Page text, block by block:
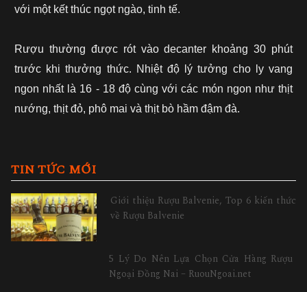
với một kết thúc ngọt ngào, tinh tế.
Rượu thường được rót vào decanter khoảng 30 phút
trước khi thưởng thức. Nhiệt độ lý tưởng cho ly vang
ngon nhất là 16 - 18 độ cùng với các món ngon như thịt
nướng, thịt đỏ, phô mai và thịt bò hầm đậm đà.
TIN TỨC MỚI
Giới thiệu Rượu Balvenie, Top 6 kiến thức
về Rượu Balvenie
5 Lý Do Nên Lựa Chọn Cửa Hàng Rượu
Ngoại Đồng Nai – RuouNgoai.net